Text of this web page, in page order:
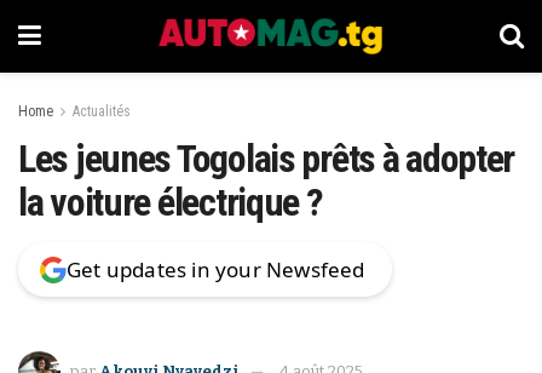
Home Actualités
Les jeunes Togolais prêts à adopter
la voiture électrique ?
Get updates in your Newsfeed